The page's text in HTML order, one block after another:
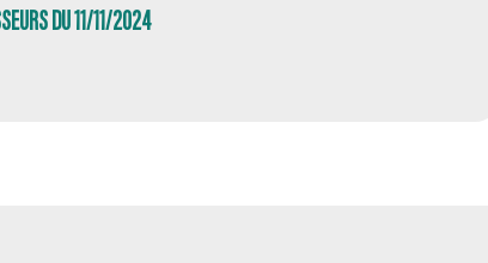
DU 11/11/2024